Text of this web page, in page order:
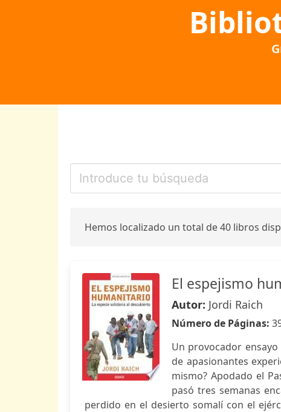
Hemos localizado un total de 40 libros
El espejismo
Autor: Jordi Raich
Número de Páginas:
Un provocador
de apasionantes
mismo? Apodado el
pasó tres semanas
perdido en el desierto somalí con el